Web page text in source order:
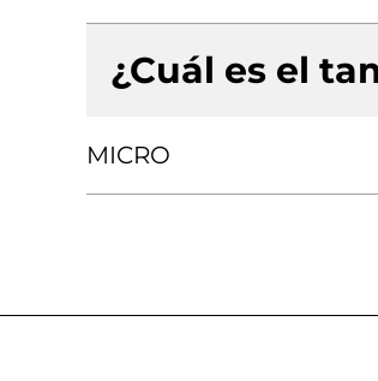
¿Cuál es el
MICRO